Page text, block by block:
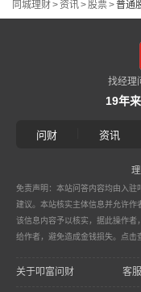
同城理财>资讯>股票>
找经理
19年
问财 资讯
免责声明：本站问答内容均由入驻
建议。本站核实主体信息并允许
该信息内容予以核实，据此操作者
给作者，避免造成金钱损失。 点击
关于叩富问财 客服